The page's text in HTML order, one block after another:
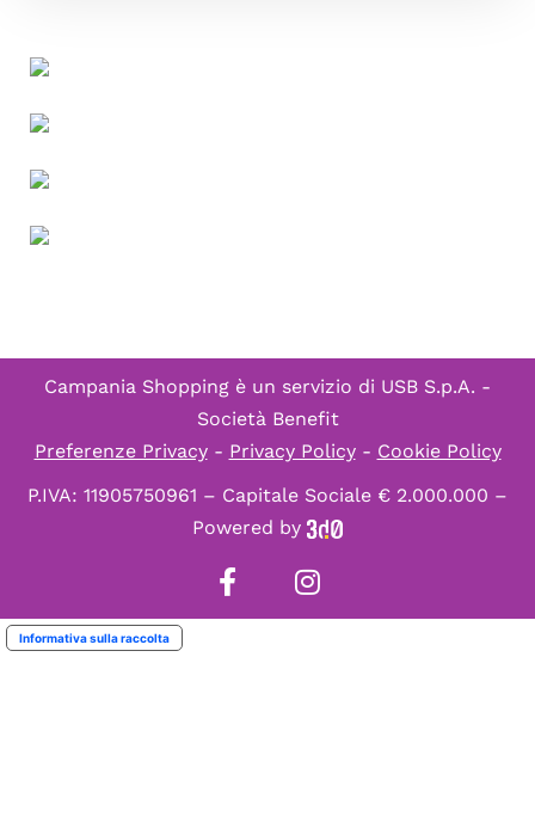
Campania Shopping è un servizio di USB S.p.A. -
Società Benefit
Preferenze Privacy- Privacy Policy- Cookie Policy
P.IVA: 11905750961 – Capitale Sociale € 2.000.000 –
Powered by
Informativa sulla raccolta